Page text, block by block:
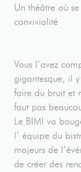
Un théâtre où
convivialité
Vous l’avez
gigantesque, il
faire du bruit et
faut pas
Le BIM! va
l’ équipe du
majeurs de
de créer des